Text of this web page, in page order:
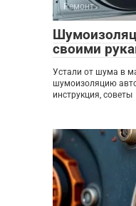
Ремонт
своими
Устали от шума в
шумоизоляцию
инструкция, советы